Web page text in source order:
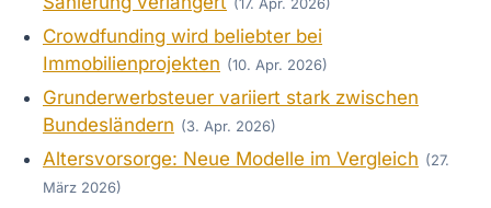
Crowdfunding wird beliebter bei
Immobilienprojekten (10. Apr. 2026)
Grunderwerbsteuer variiert stark zwischen
Bundesländern (3. Apr. 2026)
Altersvorsorge: Neue Modelle im Vergleich (27.
März 2026)